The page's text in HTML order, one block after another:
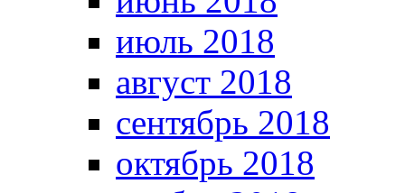
июль 2018
август 2018
сентябрь 2018
октябрь 2018